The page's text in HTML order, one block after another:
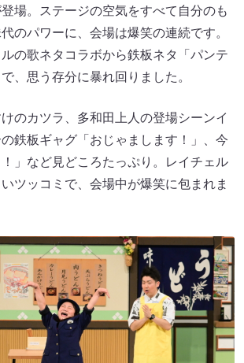
場。ステージの空気をすべて自分のも
のパワーに、会場は爆笑の連続です。
の歌ネタコラボから鉄板ネタ「パンテ
、思う存分に暴れ回りました。
のカツラ、多和田上人の登場シーンイ
鉄板ギャグ「おじゃまします！」、今
」など見どころたっぷり。レイチェル
ツッコミで、会場中が爆笑に包まれま